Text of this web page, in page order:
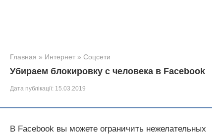
Главная » Интернет » Соцсети
Убираем блокировку с человека в Facebook
Дата публікації: 15.03.2019
В Facebook вы можете ограничить нежелательных